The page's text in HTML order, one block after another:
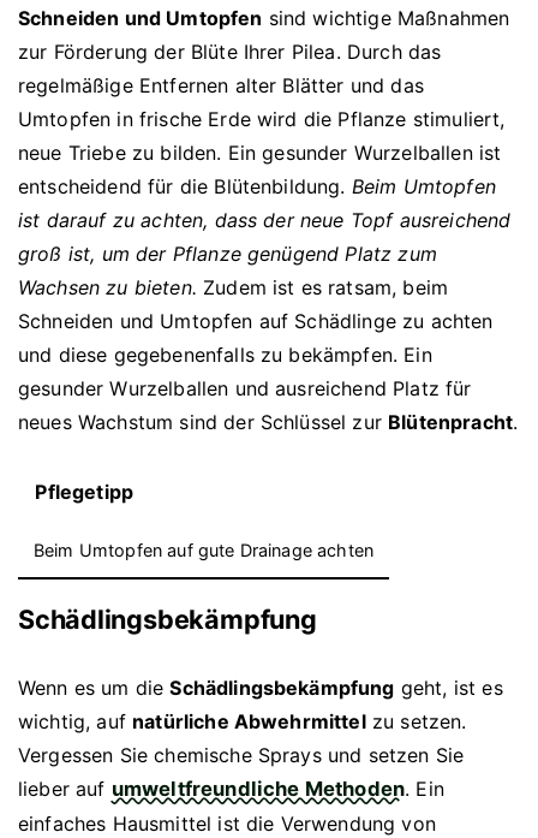
Schneiden und Umtopfen sind wichtige Maßnahmen
zur Förderung der Blüte Ihrer Pilea. Durch das
regelmäßige Entfernen alter Blätter und das
Umtopfen in frische Erde wird die Pflanze stimuliert,
neue Triebe zu bilden. Ein gesunder Wurzelballen ist
entscheidend für die Blütenbildung. Beim Umtopfen
ist darauf zu achten, dass der neue Topf ausreichend
groß ist, um der Pflanze genügend Platz zum
Wachsen zu bieten. Zudem ist es ratsam, beim
Schneiden und Umtopfen auf Schädlinge zu achten
und diese gegebenenfalls zu bekämpfen. Ein
gesunder Wurzelballen und ausreichend Platz für
neues Wachstum sind der Schlüssel zur Blütenpracht.
Pflegetipp
Beim Umtopfen auf gute Drainage achten
Schädlingsbekämpfung
Wenn es um dieSchädlingsbekämpfung geht, ist es
wichtig, auf natürliche Abwehrmittelzu setzen.
Vergessen Sie chemische Sprays und setzen Sie
lieber auf umweltfreundliche Methoden. Ein
einfaches Hausmittel ist die Verwendung von